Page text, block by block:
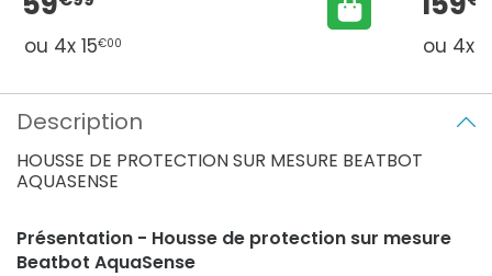
ou 4x 15€00 ou 4x
Description
HOUSSE DE PROTECTION SUR MESURE BEATBOT
AQUASENSE
Présentation - Housse de protection sur mesure
Beatbot AquaSense